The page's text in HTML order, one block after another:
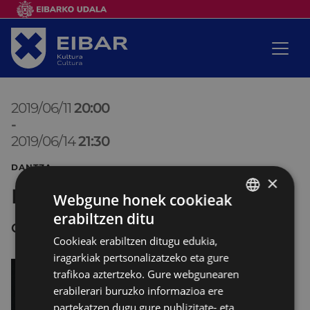
2019/06/11 20:00
-
2019/06/1421:30
DANTZA
Eibarko dantza garaikide
COLISEO ANTZOKIA
×
Webgune honek cookieak
erabiltzen ditu
Cookieak erabiltzen ditugu edukia,
iragarkiak pertsonalizatzeko eta gure
trafikoa aztertzeko. Gure webgunearen
erabilerari buruzko informazioa ere
partekatzen dugu gure publizitate- eta